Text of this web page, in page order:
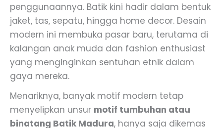
penggunaannya. Batik kini hadir dalam bentuk
jaket, tas, sepatu, hingga home decor. Desain
modern ini membuka pasar baru, terutama di
kalangan anak muda dan fashion enthusiast
yang menginginkan sentuhan etnik dalam
gaya mereka.
Menariknya, banyak motif modern tetap
menyelipkan unsur motif tumbuhan atau
binatang Batik Madura, hanya saja dikemas